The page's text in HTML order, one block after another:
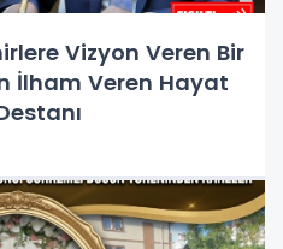
Vizyon Veren Bir
İlham Veren Hayat